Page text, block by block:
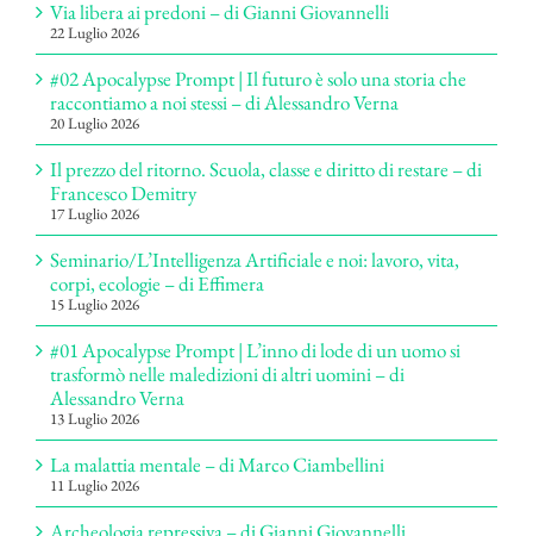
Via libera ai predoni – di Gianni Giovannelli
22 Luglio 2026
#02 Apocalypse Prompt | Il futuro è solo una storia che
raccontiamo a noi stessi – di Alessandro Verna
20 Luglio 2026
Il prezzo del ritorno. Scuola, classe e diritto di restare – di
Francesco Demitry
17 Luglio 2026
Seminario/L’Intelligenza Artificiale e noi: lavoro, vita,
corpi, ecologie – di Effimera
15 Luglio 2026
#01 Apocalypse Prompt | L’inno di lode di un uomo si
trasformò nelle maledizioni di altri uomini – di
Alessandro Verna
13 Luglio 2026
La malattia mentale – di Marco Ciambellini
11 Luglio 2026